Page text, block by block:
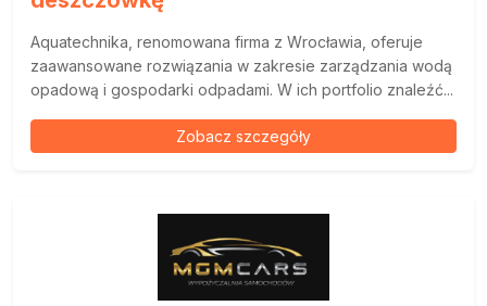
Aquatechnika, renomowana firma z Wrocławia, oferuje
zaawansowane rozwiązania w zakresie zarządzania wodą
opadową i gospodarki odpadami. W ich portfolio znaleźć...
Zobacz szczegóły